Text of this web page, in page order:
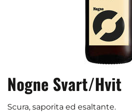
Nogne Svart/Hvit
Scura, saporita ed esaltante.